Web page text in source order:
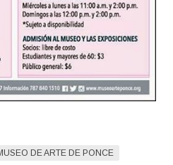
DE ARTE DE PONCE